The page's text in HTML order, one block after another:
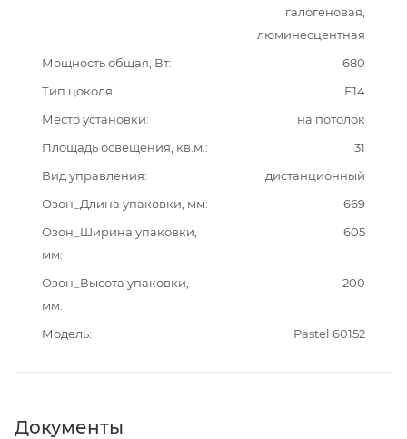
галогеновая,
люминесцентная
Мощность общая, Вт
680
Тип цоколя
E14
Место установки
на потолок
Площадь освещения, кв.м.
31
Вид управления
дистанционный
Озон_Длина упаковки, мм
669
Озон_Ширина упаковки,
мм
605
Озон_Высота упаковки,
мм
200
Модель Pastel 60152
Документы